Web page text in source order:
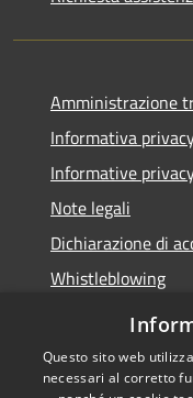
Amministrazione
Informativa
Informative
Note legali
Dichiarazione di
Whistleblowing
RSS
Questo sito web
necessari al corretto